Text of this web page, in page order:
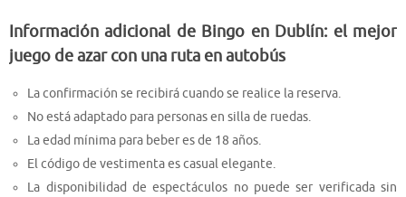
Información adicional de Bingo en Dublín: el mejor
juego de azar con una ruta en autobús
La confirmación se recibirá cuando se realice la reserva.
No está adaptado para personas en silla de ruedas.
La edad mínima para beber es de 18 años.
El código de vestimenta es casual elegante.
La disponibilidad de espectáculos no puede ser verificada sin